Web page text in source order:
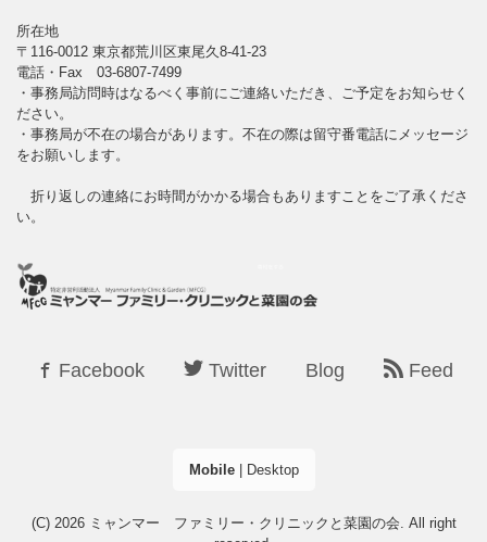
所在地
〒116-0012 東京都荒川区東尾久8-41-23
電話・Fax 03-6807-7499
・事務局訪問時はなるべく事前にご連絡いただき、ご予定をお知らせく
ださい。
・事務局が不在の場合があります。不在の際は留守番電話にメッセージ
をお願いします。
折り返しの連絡にお時間がかかる場合もありますことをご了承くださ
い。
Facebook Twitter Blog Feed
Mobile| Desktop
(C) 2026 ミャンマー ファミリー・クリニックと菜園の会 . All right